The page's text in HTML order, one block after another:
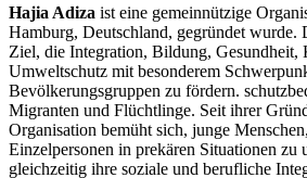
Hajia Adiza ist eine gemeinnützige
Hamburg, Deutschland, gegründet wurde.
Ziel, die Integration, Bildung, Gesundheit,
Umweltschutz mit besonderem
Bevölkerungsgruppen zu fördern.
Migranten und Flüchtlinge. Seit ihrer
Organisation bemüht sich, junge
Einzelpersonen in prekären Situationen zu
gleichzeitig ihre soziale und berufliche